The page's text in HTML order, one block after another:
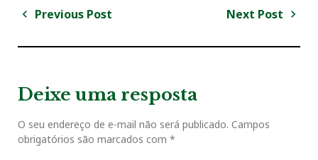
o
k
r
+
I
n
e
s
N
g
ç
ã
Previous Post
v
o
u
Next Post
Deixe uma resposta
O seu endereço de e-mail não será publicado. Campos
obrigatórios são marcados com *